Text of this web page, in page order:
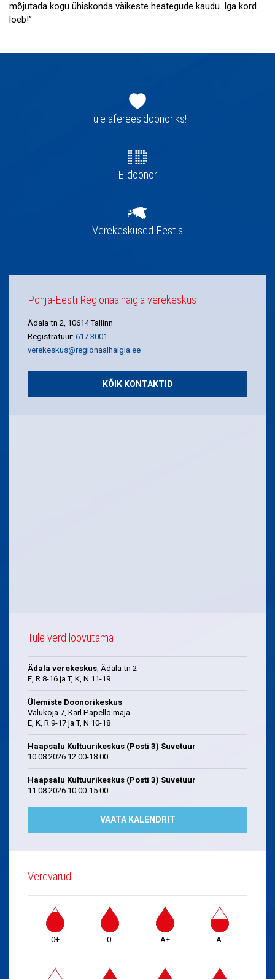
mõjutada kogu ühiskonda väikeste heategude kaudu. Iga kord
loeb!”
navigatsioonTule afereesidoonoriks!
E-doonor
Verekeskused Eestis
Põhja-Eesti Regionaalhaigla verekeskus
Ädala tn 2, 10614 Tallinn
Registratuur: 617 3001
verekeskus@regionaalhaigla.ee
KÕIK KONTAKTID
Tule verd loovutama
Ädala verekeskus, Ädala tn 2
E, R 8-16 ja T, K, N 11-19
Ülemiste Doonorikeskus
Valukoja 7, Karl Papello maja
E, K, R 9-17 ja T, N 10-18
Haapsalu Kultuurikeskus (Posti 3) Suvetuur
10.08.2026 12.00-18.00
Haapsalu Kultuurikeskus (Posti 3) Suvetuur
11.08.2026 10.00-15.00
VAATA KALENDRIT
Verevarud
0+ 0- A+ A-